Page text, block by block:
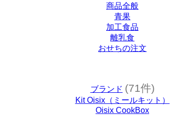
商品全般
青果
加工食品
離乳食
おせちの注文
ブランド (71件)
Kit Oisix（ミールキット）
Oisix CookBox